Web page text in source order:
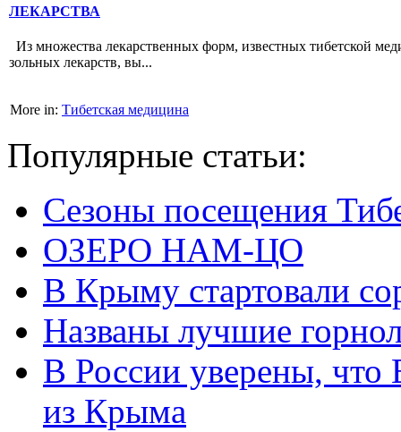
ЛЕКАРСТВА
Из множества лекарственных форм, известных тибет­ской
зольных лекарств, вы...
More in: Тибетская медицина
Популярные статьи:
Сезоны посещения
ОЗЕРО НАМ-ЦО
В Крыму стартовали
Названы лучшие
В России уверены, что
из Крыма